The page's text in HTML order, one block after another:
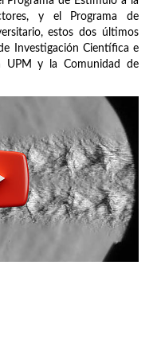
y el Programa de
estos dos últimos
Investigación Científica e
UPM y la Comunidad de